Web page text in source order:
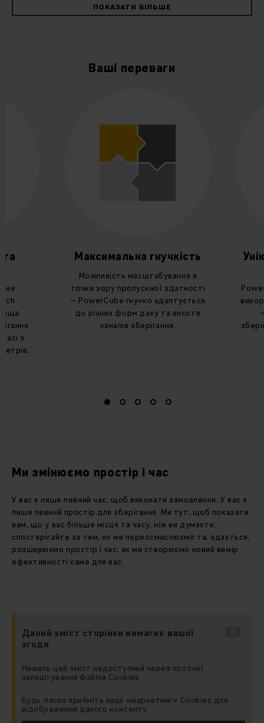
конкурентоспроможності. Підкоріть новий вимір
ефективності з ультракомпактним і масштабованим
Jungheinrich PowerCube — це автоматизована компактна
система зберігання контейнерів, яка встановлює нові
інтеграцією. Змініть простір і час на вашому складі за
допомогою рішення автоматизації для максимальної
ефективності.
ПОКАЗАТИ БІЛЬШЕ
Ваші переваги
Максимальна гнучкість
Можливість масштабування з
точки зору пропускної здатності
– PowerCube гнучко адаптується
до різних форм даху та висоти
каналів зберігання.
з
Ми змінюємо простір і час
У вас є лише певний час, щоб виконати замовлення. У вас є
лише певний простір для зберігання. Ми тут, щоб показати
вам, що у вас більше місця та часу, ніж ви думаєте:
спостерігайте за тим, як ми переосмислюємо та, здається,
розширюємо простір і час, як ми створюємо новий вимір
ефективності саме для вас.
Даний зміст сторінки вимагає вашої
згоди
Нажаль цей зміст недоступний через поточні
налаштування файлів Cookies
Будь-ласка прийміть наші «маркетинг» Cookies для
відображення даного контенту